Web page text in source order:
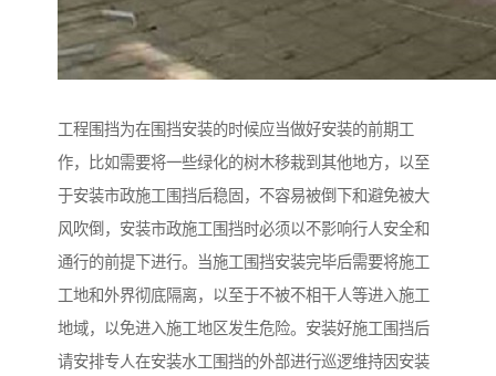
工程围挡为在围挡安装的时候应当做好安装的前期工
作，比如需要将一些绿化的树木移栽到其他地方，以至
于安装市政施工围挡后稳固，不容易被倒下和避免被大
风吹倒，安装市政施工围挡时必须以不影响行人安全和
通行的前提下进行。当施工围挡安装完毕后需要将施工
工地和外界彻底隔离，以至于不被不相干人等进入施工
地域，以免进入施工地区发生危险。安装好施工围挡后
请安排专人在安装水工围挡的外部进行巡逻维持因安装